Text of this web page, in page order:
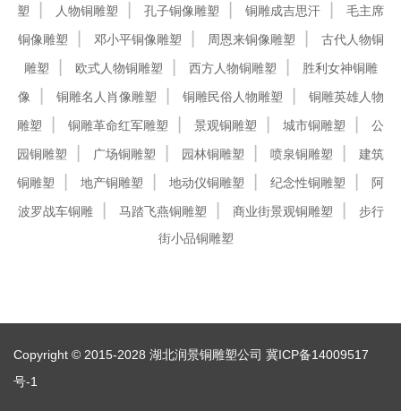
塑
人物铜雕塑 孔子铜像雕塑 铜雕成吉思汗
毛主席
铜像雕塑
邓小平铜像雕塑 周恩来铜像雕塑
古代人物铜
雕塑
欧式人物铜雕塑 西方人物铜雕塑
胜利女神铜雕
像
铜雕名人肖像雕塑 铜雕民俗人物雕塑
铜雕英雄人物
雕塑
铜雕革命红军雕塑 景观铜雕塑 城市铜雕塑
公
园铜雕塑
广场铜雕塑 园林铜雕塑 喷泉铜雕塑
建筑
铜雕塑
地产铜雕塑 地动仪铜雕塑 纪念性铜雕塑
阿
波罗战车铜雕
马踏飞燕铜雕塑 商业街景观铜雕塑
步行
街小品铜雕塑
Copyright © 2015-2028 湖北润景铜雕塑公司 冀ICP备14009517
号-1